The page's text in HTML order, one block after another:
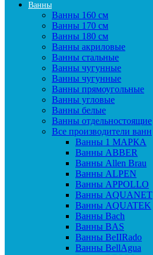
Ванны
Ванны 160 см
Ванны 170 см
Ванны 180 см
Ванны акриловые
Ванны стальные
Ванны чугунные
Ванны чугунные
Ванны прямоугольные
Ванны угловые
Ванны белые
Ванны отдельностоящие
Все производители ванн
Ванны 1 МАРКА
Ванны ABBER
Ванны Allen Brau
Ванны ALPEN
Ванны APPOLLO
Ванны AQUANET
Ванны AQUATEK
Ванны Bach
Ванны BAS
Ванны BeIIRado
Ванны BellAgua